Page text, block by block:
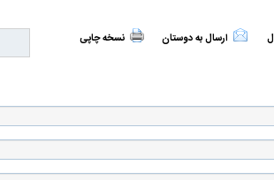
ارسال به دوستان نسخه چاپی
علت تنگی نفس و راه های درمان آن